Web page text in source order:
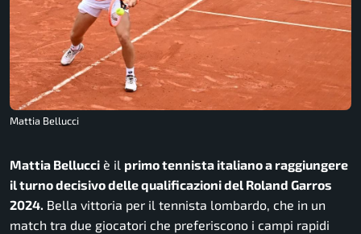
Mattia Bellucci
Mattia Bellucci è il primo tennista italiano a raggiungere
il turno decisivo delle qualificazioni del Roland Garros
2024. Bella vittoria per il tennista lombardo, che in un
match tra due giocatori che preferiscono i campi rapidi